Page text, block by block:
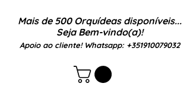
Mais de 500 Orquídeas disponíveis...
Seja Bem-vindo(a)!
Apoio ao cliente! Whatsapp: +351910079032